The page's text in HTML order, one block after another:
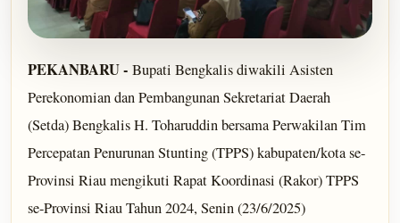
PEKANBARU -Bupati Bengkalis diwakili Asisten
Perekonomian dan Pembangunan Sekretariat Daerah
(Setda) Bengkalis H. Toharuddin bersama Perwakilan Tim
Percepatan Penurunan Stunting (TPPS) kabupaten/kota se-
Provinsi Riau mengikuti Rapat Koordinasi (Rakor) TPPS
se-Provinsi Riau Tahun 2024, Senin (23/6/2025)